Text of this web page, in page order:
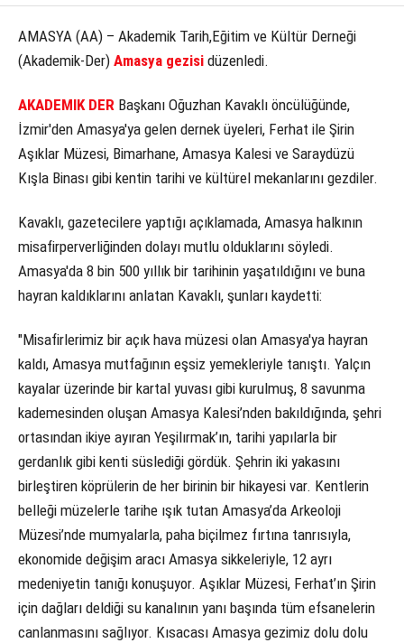
WhatsApp İhbar Hattı
Facebook
Instagram
Youtube
KÜLTÜR SANAT
SERVISLER
AMASYA (AA) – Akademik Tarih,Eğitim ve Kültür Derneği
(Akademik-Der) Amasya gezisi düzenledi.
AKADEMIK DER Başkanı Oğuzhan Kavaklı öncülüğünde,
İzmir'den Amasya'ya gelen dernek üyeleri, Ferhat ile Şirin
Aşıklar Müzesi, Bimarhane, Amasya Kalesi ve Saraydüzü
Kışla Binası gibi kentin tarihi ve kültürel mekanlarını gezdiler.
Kavaklı, gazetecilere yaptığı açıklamada, Amasya halkının
misafirperverliğinden dolayı mutlu olduklarını söyledi.
Amasya'da 8 bin 500 yıllık bir tarihinin yaşatıldığını ve buna
hayran kaldıklarını anlatan Kavaklı, şunları kaydetti:
"Misafirlerimiz bir açık hava müzesi olan Amasya'ya hayran
kaldı, Amasya mutfağının eşsiz yemekleriyle tanıştı. Yalçın
kayalar üzerinde bir kartal yuvası gibi kurulmuş, 8 savunma
kademesinden oluşan Amasya Kalesi’nden bakıldığında, şehri
ortasından ikiye ayıran Yeşilırmak’ın, tarihi yapılarla bir
gerdanlık gibi kenti süslediği gördük. Şehrin iki yakasını
birleştiren köprülerin de her birinin bir hikayesi var. Kentlerin
belleği müzelerle tarihe ışık tutan Amasya’da Arkeoloji
Müzesi’nde mumyalarla, paha biçilmez fırtına tanrısıyla,
ekonomide değişim aracı Amasya sikkeleriyle, 12 ayrı
medeniyetin tanığı konuşuyor. Aşıklar Müzesi, Ferhat’ın Şirin
için dağları deldiği su kanalının yanı başında tüm efsanelerin
canlanmasını sağlıyor. Kısacası Amasya gezimiz dolu dolu